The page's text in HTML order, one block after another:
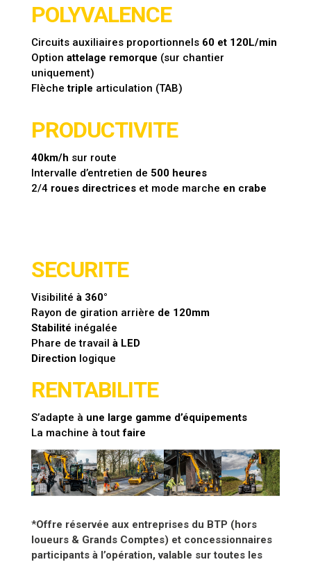
POLYVALENCE
Circuits auxiliaires proportionnels60 et 120L/min
Option attelage remorque (sur chantier
uniquement)
Flèchetriple articulation (TAB)
PRODUCTIVITE
40km/h sur route
Intervalle d’entretien de 500 heures
2/4 roues directriceset mode marche en crabe
SECURITE
Visibilité à 360°
Rayon de giration arrière de 120mm
Stabilité inégalée
Phare de travail à LED
Direction logique
RENTABILITE
S’adapte à une large gamme d’équipements
La machine à toutfaire
*Offre réservée aux entreprises du BTP (hors
loueurs & Grands Comptes) et concessionnaires
participants à l’opération, valable sur toutes les